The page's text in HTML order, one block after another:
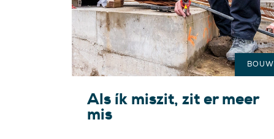
Als ík miszit, zit er meer
mis
BOUW